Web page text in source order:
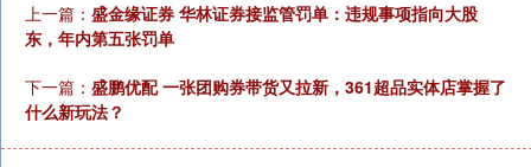
上一篇： 盛金缘证券 华林证券接监管罚单：违规事项指向大股
东，年内第五张罚单
下一篇： 盛鹏优配 一张团购券带货又拉新，361超品实体店掌握了
什么新玩法？